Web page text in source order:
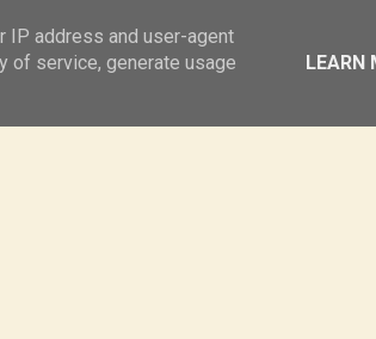
Kontakt Ciasta Obiady
IP address and user-agent
of service, generate usage
LEARN